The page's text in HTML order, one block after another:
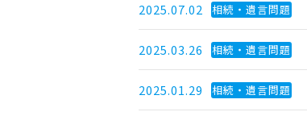
2025.07.02 相続・遺言問題
2025.03.26 相続・遺言問題
2025.01.29 相続・遺言問題